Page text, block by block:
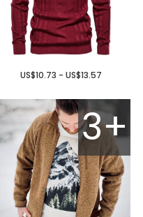
US$10.73 - US$13.57
3+